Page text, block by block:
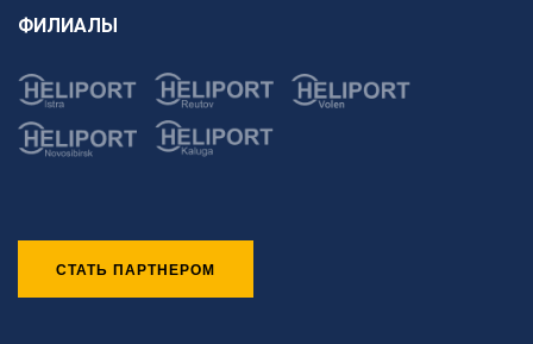
ФИЛИАЛЫ
СТАТЬ ПАРТНЕРОМ